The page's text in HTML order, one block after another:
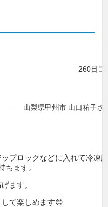
260日目
——山梨県甲州市 山口祐子さん
プロックなどに入れて冷凍庫
ちます。
ます。
て楽しめます😊